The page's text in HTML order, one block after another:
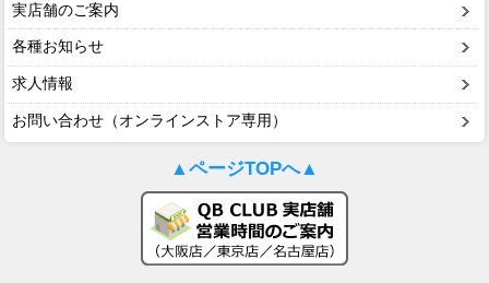
実店舗のご案内
各種お知らせ
求人情報
お問い合わせ（オンラインストア専用）
▲ページTOPへ▲